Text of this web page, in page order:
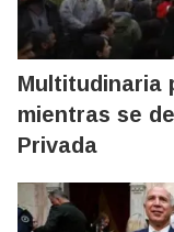
Multitudinaria
mientras se
Privada